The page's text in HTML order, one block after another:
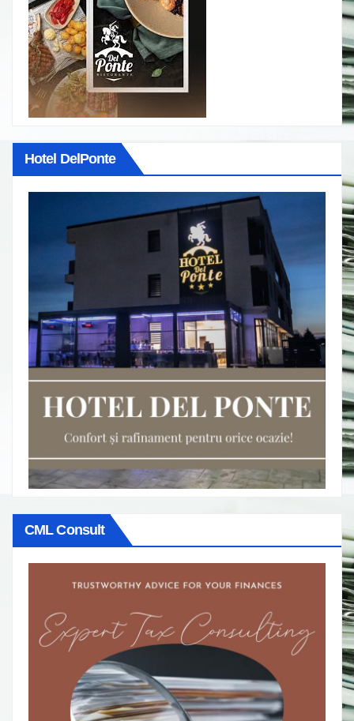
Hotel DelPonte
CML Consult